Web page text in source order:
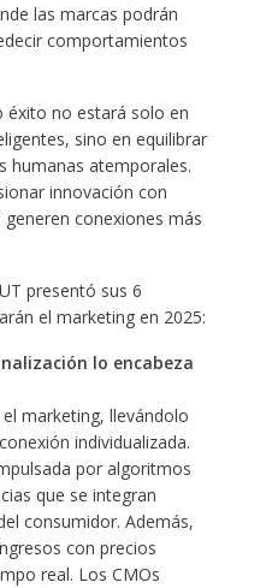
las marcas podrán
comportamientos
éxito no estará solo en
sino en equilibrar
humanas atemporales.
innovación con
conexiones más
presentó sus 6
el marketing en 2025:
lo encabeza
marketing, llevándolo
individualizada.
por algoritmos
que se integran
consumidor. Además,
con precios
real. Los CMOs